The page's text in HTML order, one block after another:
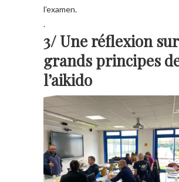
l’examen.
.
3/ Une réflexion
grands principes
l’aikido